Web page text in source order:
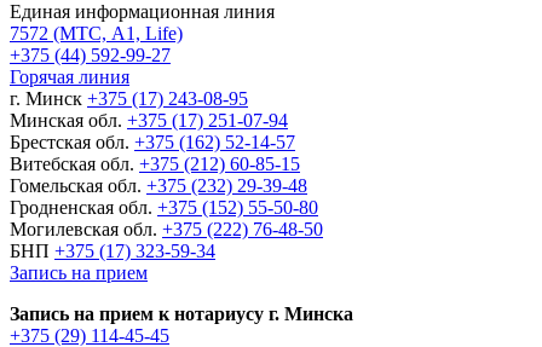
Единая информационная линия
7572 (МТС, A1, Life)
+375 (44) 592-99-27
Горячая линия
г. Минск +375 (17) 243-08-95
Минская обл. +375 (17) 251-07-94
Брестская обл. +375 (162) 52-14-57
Витебская обл. +375 (212) 60-85-15
Гомельская обл. +375 (232) 29-39-48
Гродненская обл. +375 (152) 55-50-80
Могилевская обл. +375 (222) 76-48-50
БНП +375 (17) 323-59-34
Запись на прием
Запись на прием к нотариусу г. Минска
+375 (29) 114-45-45